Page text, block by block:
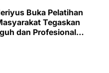
Buka Pelatihan
Tegaskan
dan Profesional